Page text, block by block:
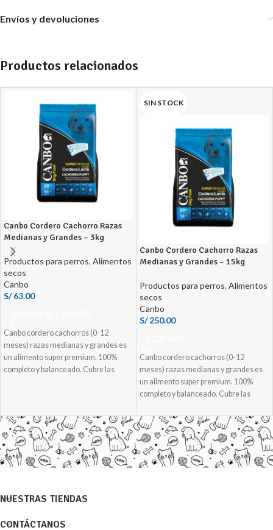
Envíos y devoluciones
Productos relacionados
Canbo Cordero Cachorro Razas
Medianas y Grandes – 3kg
Productos para perros, Alimentos
secos
Canbo
S/63.00
Canbo cordero cachorros (0-12
meses) razas medianas y grandes es
un alimento super premium. 100%
completo y balanceado. Cubre las
SIN STOCK
Canbo Cordero Cachorro Razas
Medianas y Grandes – 15kg
Productos para perros, Alimentos
secos
Canbo
S/250.00
Canbo cordero cachorros (0-12
meses) razas medianas y grandes es
un alimento super premium. 100%
completo y balanceado. Cubre las
mascota con una mezcla equilibrada
de ingredientes.
NUESTRAS TIENDAS
CONTÁCTANOS